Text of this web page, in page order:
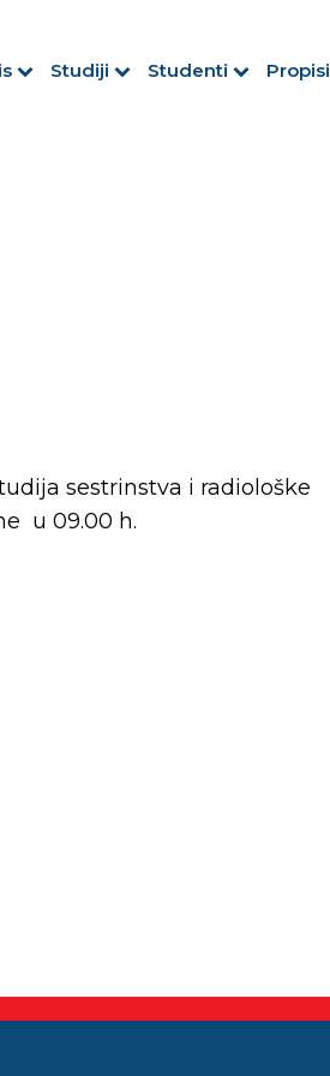
Studiji Studenti Propisi
sestrinstva i radiološke
u 09.00 h.